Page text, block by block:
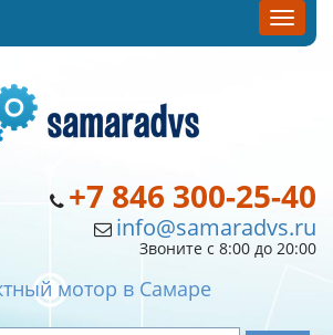
+7 846 300-25-40
info@samaradvs.ru
Звоните с 8:00 до 20:00
мотор в Самаре